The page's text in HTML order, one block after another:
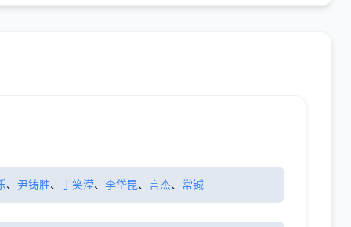
、 尹铸胜、 丁笑滢、 李岱昆、 言杰、 常铖